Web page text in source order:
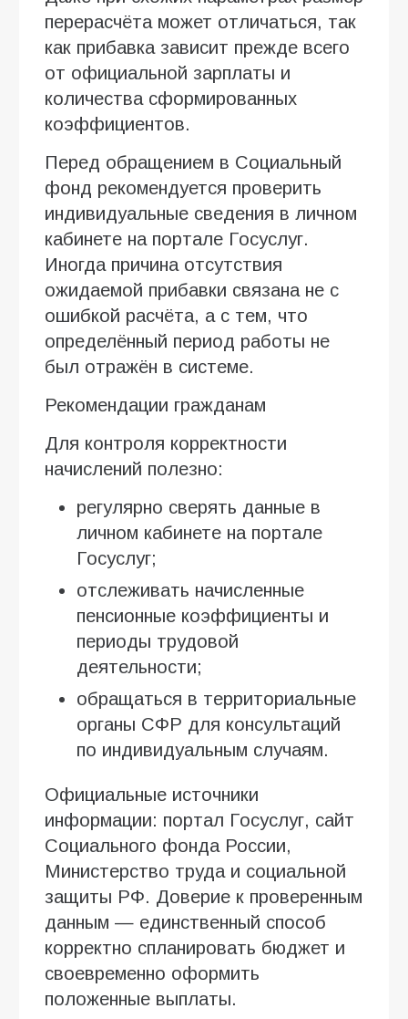
перерасчёта может отличаться, так
как прибавка зависит прежде всего
от официальной зарплаты и
количества сформированных
коэффициентов.
Перед обращением в Социальный
фонд рекомендуется проверить
индивидуальные сведения в личном
кабинете на портале Госуслуг.
Иногда причина отсутствия
ожидаемой прибавки связана не с
ошибкой расчёта, а с тем, что
определённый период работы не
был отражён в системе.
Рекомендации гражданам
Для контроля корректности
начислений полезно:
регулярно сверять данные в
личном кабинете на портале
Госуслуг;
отслеживать начисленные
пенсионные коэффициенты и
периоды трудовой
деятельности;
обращаться в территориальные
органы СФР для консультаций
по индивидуальным случаям.
Официальные источники
информации: портал Госуслуг, сайт
Социального фонда России,
Министерство труда и социальной
защиты РФ. Доверие к проверенным
данным — единственный способ
корректно спланировать бюджет и
своевременно оформить
положенные выплаты.